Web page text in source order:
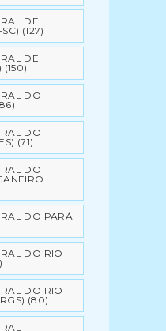
DE
(127)
DE
(150)
DO
DO
(71)
DO
DO PARÁ
DO RIO
DO RIO
(80)